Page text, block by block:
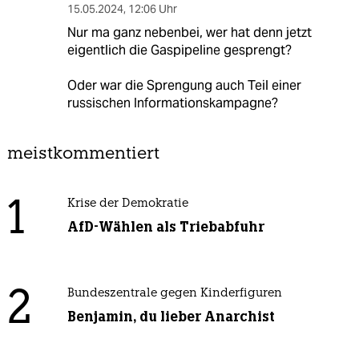
15.05.2024, 12:06 Uhr
Nur ma ganz nebenbei, wer hat denn jetzt
eigentlich die Gaspipeline gesprengt?
Oder war die Sprengung auch Teil einer
russischen Informationskampagne?
meistkommentiert
1 Krise der Demokratie
AfD-Wählen als Triebabfuhr
2 Bundeszentrale gegen Kinderfiguren
Benjamin, du lieber Anarchist